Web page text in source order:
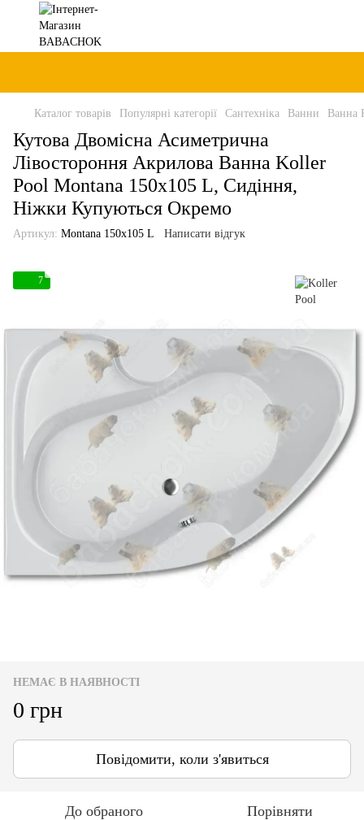
Каталог товарів Популярні категорії Сантехніка Ванни Ванна
Кутова Двомісна Асиметрична
Лівостороння Акрилова Ванна Koller
Pool Montana 150x105 L, Сидіння,
Ніжки Купуються Окремо
Артикул: Montana 150x105 L Написати відгук
7
НЕМАЄ В НАЯВНОСТІ
0 грн
Повідомити, коли з'явиться
До обраного Порівняти